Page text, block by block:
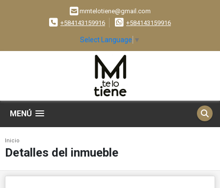
mmtelotiene@gmail.com
+584143159916
+584143159916
Select Language ▼
MENÚ
Inicio
Detalles del inmueble